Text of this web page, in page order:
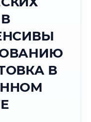
облачность
🌇 Закат: 19:42
В